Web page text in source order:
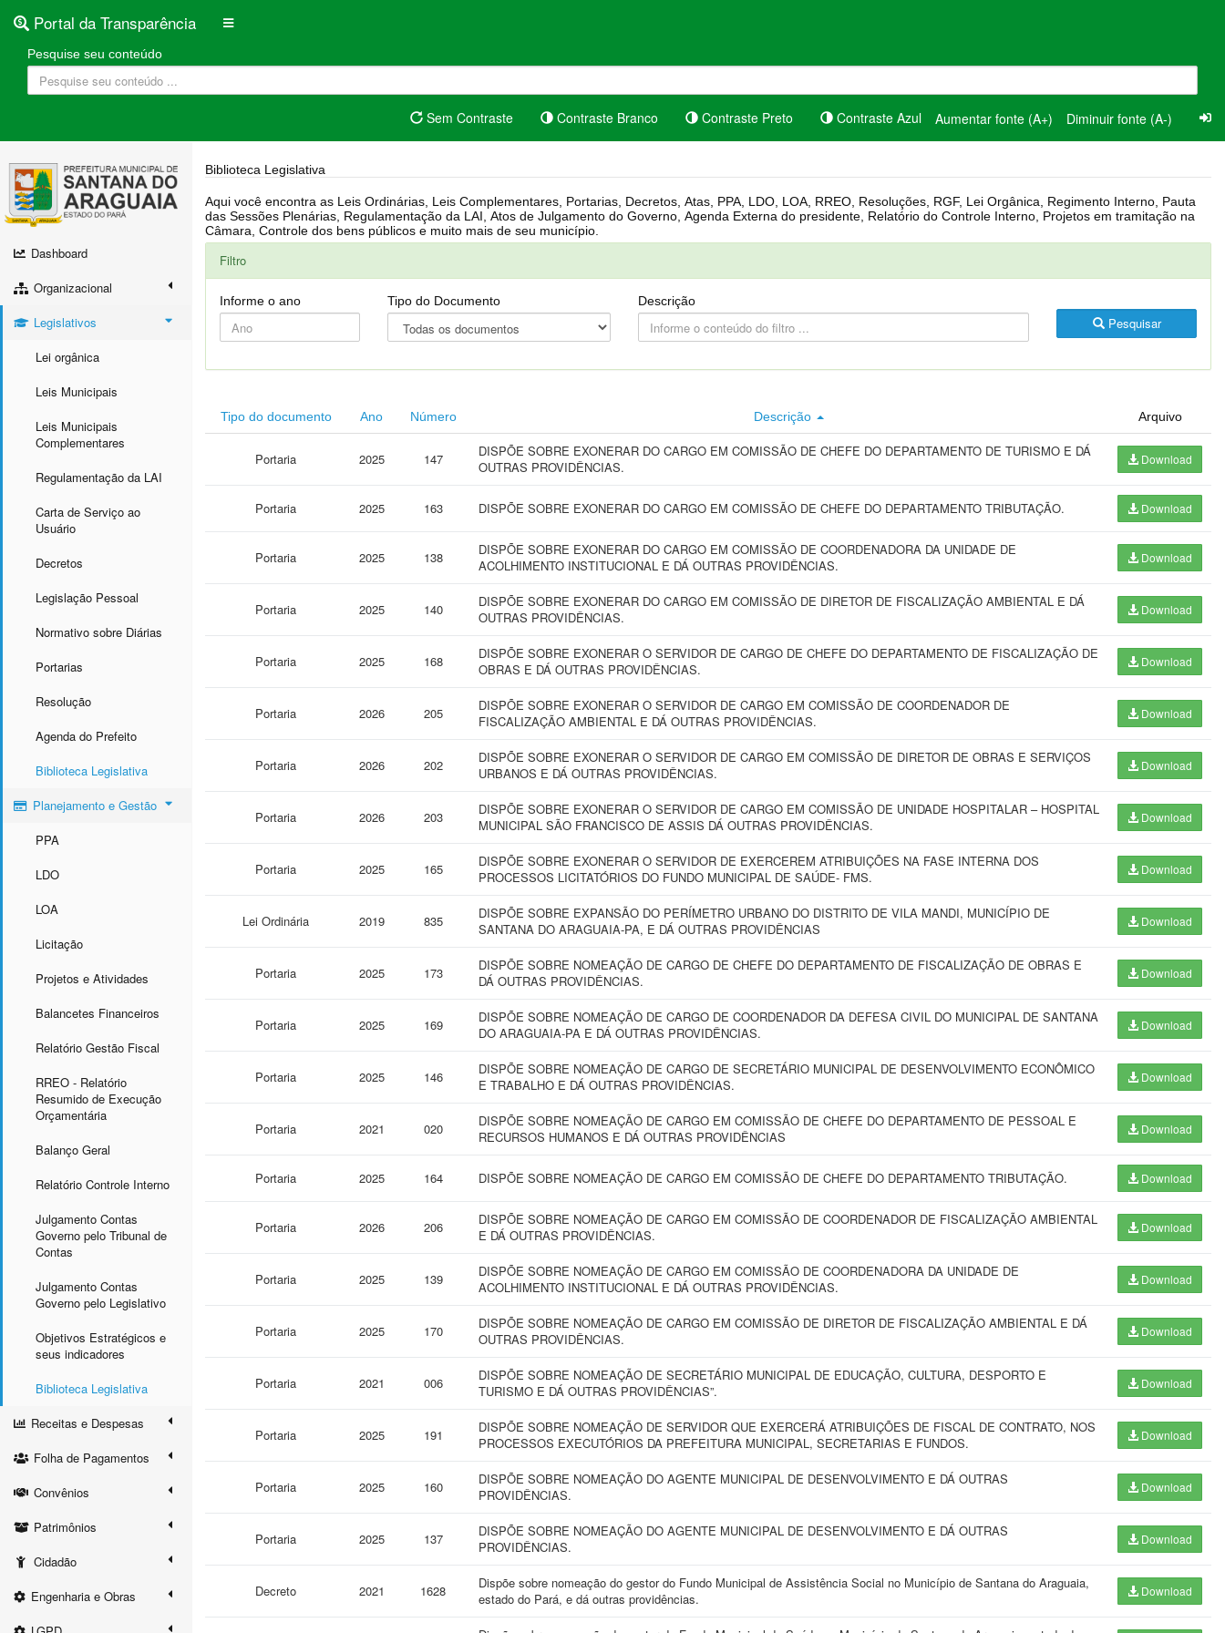
Portal da Transparência
Pesquise seu conteúdo
Sem Contraste Contraste Branco Contraste Preto Contraste Azul Aumentar fonte (A+) Diminuir fonte (A-)
Dashboard
Organizacional
Legislativos
Lei orgânica
Leis Municipais
Leis Municipais
Complementares
Regulamentação da LAI
Carta de Serviço ao
Usuário
Decretos
Legislação Pessoal
Normativo sobre Diárias
Portarias
Resolução
Agenda do Prefeito
Biblioteca Legislativa
Planejamento e Gestão
PPA
LDO
LOA
Licitação
Projetos e Atividades
Balancetes Financeiros
Relatório Gestão Fiscal
RREO - Relatório
Resumido de Execução
Orçamentária
Balanço Geral
Relatório Controle Interno
Julgamento Contas
Governo pelo Tribunal de
Contas
Julgamento Contas
Governo pelo Legislativo
Objetivos Estratégicos e
seus indicadores
Biblioteca Legislativa
Receitas e Despesas
Folha de Pagamentos
Convênios
Patrimônios
Cidadão
Engenharia e Obras
Biblioteca Legislativa
Aqui você encontra as Leis Ordinárias, Leis Complementares, Portarias, Decretos, Atas, PPA, LDO, LOA, RREO, Resoluções, RGF, Lei Orgânica, Regimento Interno, Pauta
das Sessões Plenárias, Regulamentação da LAI, Atos de Julgamento do Governo, Agenda Externa do presidente, Relatório do Controle Interno, Projetos em tramitação na
Câmara, Controle dos bens públicos e muito mais de seu município.
Filtro
Informe o ano Tipo do Documento Descrição
Pesquisar
Tipo do documento Ano Número Descrição Arquivo
Portaria 2025 147
DISPÕE SOBRE EXONERAR DO CARGO EM COMISSÃO DE CHEFE DO DEPARTAMENTO DE TURISMO E DÁ
OUTRAS PROVIDÊNCIAS.
Download
Portaria 2025 163 DISPÕE SOBRE EXONERAR DO CARGO EM COMISSÃO DE CHEFE DO DEPARTAMENTO TRIBUTAÇÃO. Download
Portaria 2025 138
DISPÕE SOBRE EXONERAR DO CARGO EM COMISSÃO DE COORDENADORA DA UNIDADE DE
ACOLHIMENTO INSTITUCIONAL E DÁ OUTRAS PROVIDÊNCIAS.
Download
Portaria 2025 140
DISPÕE SOBRE EXONERAR DO CARGO EM COMISSÃO DE DIRETOR DE FISCALIZAÇÃO AMBIENTAL E DÁ
OUTRAS PROVIDÊNCIAS.
Download
Portaria 2025 168
DISPÕE SOBRE EXONERAR O SERVIDOR DE CARGO DE CHEFE DO DEPARTAMENTO DE FISCALIZAÇÃO DE
OBRAS E DÁ OUTRAS PROVIDÊNCIAS.
Download
Portaria 2026 205
DISPÕE SOBRE EXONERAR O SERVIDOR DE CARGO EM COMISSÃO DE COORDENADOR DE
FISCALIZAÇÃO AMBIENTAL E DÁ OUTRAS PROVIDÊNCIAS.
Download
Portaria 2026 202
DISPÕE SOBRE EXONERAR O SERVIDOR DE CARGO EM COMISSÃO DE DIRETOR DE OBRAS E SERVIÇOS
URBANOS E DÁ OUTRAS PROVIDÊNCIAS.
Download
Portaria 2026 203
DISPÕE SOBRE EXONERAR O SERVIDOR DE CARGO EM COMISSÃO DE UNIDADE HOSPITALAR – HOSPITAL
MUNICIPAL SÃO FRANCISCO DE ASSIS DÁ OUTRAS PROVIDÊNCIAS.
Download
Portaria 2025 165
DISPÕE SOBRE EXONERAR O SERVIDOR DE EXERCEREM ATRIBUIÇÕES NA FASE INTERNA DOS
PROCESSOS LICITATÓRIOS DO FUNDO MUNICIPAL DE SAÚDE- FMS.
Download
Lei Ordinária 2019 835
DISPÕE SOBRE EXPANSÃO DO PERÍMETRO URBANO DO DISTRITO DE VILA MANDI, MUNICÍPIO DE
SANTANA DO ARAGUAIA-PA, E DÁ OUTRAS PROVIDÊNCIAS
Download
Portaria 2025 173
DISPÕE SOBRE NOMEAÇÃO DE CARGO DE CHEFE DO DEPARTAMENTO DE FISCALIZAÇÃO DE OBRAS E
DÁ OUTRAS PROVIDÊNCIAS.
Download
Portaria 2025 169
DISPÕE SOBRE NOMEAÇÃO DE CARGO DE COORDENADOR DA DEFESA CIVIL DO MUNICIPAL DE SANTANA
DO ARAGUAIA-PA E DÁ OUTRAS PROVIDÊNCIAS.
Download
Portaria 2025 146
DISPÕE SOBRE NOMEAÇÃO DE CARGO DE SECRETÁRIO MUNICIPAL DE DESENVOLVIMENTO ECONÔMICO
E TRABALHO E DÁ OUTRAS PROVIDÊNCIAS.
Download
Portaria 2021 020
DISPÕE SOBRE NOMEAÇÃO DE CARGO EM COMISSÃO DE CHEFE DO DEPARTAMENTO DE PESSOAL E
RECURSOS HUMANOS E DÁ OUTRAS PROVIDÊNCIAS
Download
Portaria 2025 164 DISPÕE SOBRE NOMEAÇÃO DE CARGO EM COMISSÃO DE CHEFE DO DEPARTAMENTO TRIBUTAÇÃO. Download
Portaria 2026 206
DISPÕE SOBRE NOMEAÇÃO DE CARGO EM COMISSÃO DE COORDENADOR DE FISCALIZAÇÃO AMBIENTAL
E DÁ OUTRAS PROVIDÊNCIAS.
Download
Portaria 2025 139
DISPÕE SOBRE NOMEAÇÃO DE CARGO EM COMISSÃO DE COORDENADORA DA UNIDADE DE
ACOLHIMENTO INSTITUCIONAL E DÁ OUTRAS PROVIDÊNCIAS.
Download
Portaria 2025 170
DISPÕE SOBRE NOMEAÇÃO DE CARGO EM COMISSÃO DE DIRETOR DE FISCALIZAÇÃO AMBIENTAL E DÁ
OUTRAS PROVIDÊNCIAS.
Download
Portaria 2021 006
DISPÕE SOBRE NOMEAÇÃO DE SECRETÁRIO MUNICIPAL DE EDUCAÇÃO, CULTURA, DESPORTO E
TURISMO E DÁ OUTRAS PROVIDÊNCIAS”.
Download
Portaria 2025 191
DISPÕE SOBRE NOMEAÇÃO DE SERVIDOR QUE EXERCERÁ ATRIBUIÇÕES DE FISCAL DE CONTRATO, NOS
PROCESSOS EXECUTÓRIOS DA PREFEITURA MUNICIPAL, SECRETARIAS E FUNDOS.
Download
Portaria 2025 160
DISPÕE SOBRE NOMEAÇÃO DO AGENTE MUNICIPAL DE DESENVOLVIMENTO E DÁ OUTRAS
PROVIDÊNCIAS.
Download
Portaria 2025 137
DISPÕE SOBRE NOMEAÇÃO DO AGENTE MUNICIPAL DE DESENVOLVIMENTO E DÁ OUTRAS
PROVIDÊNCIAS.
Download
Decreto 2021 1628
Dispõe sobre nomeação do gestor do Fundo Municipal de Assistência Social no Município de Santana do Araguaia,
estado do Pará, e dá outras providências.
Download